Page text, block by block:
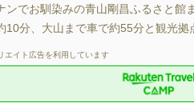
ンでお馴染みの青山剛昌ふるさと館
10分、大山まで車で約55分と観光拠
エイト広告を利用しています